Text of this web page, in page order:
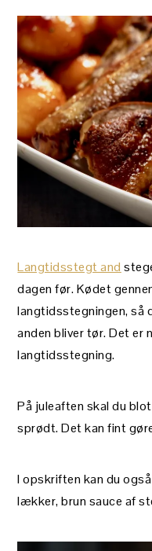
Langtidsstegt and
dagen før. Kødet
langtidsstegningen, så
anden bliver tør. Det er
langtidsstegning.
På juleaften skal du
sprødt. Det kan fint
I opskriften kan du
lækker, brun sauce af